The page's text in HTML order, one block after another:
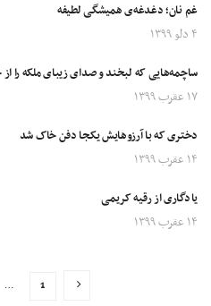
غم نان؛ دغدغه‌ی همیشگی لطیفه
۴ دلو ۱۳۹۹
ساچمه‌هایی که لبخند و صدای زیبای ملکه را
۱۷ عقرب ۱۳۹۹
دختری که با آرزوهایش یکجا دفن خاک شد
۱۴ عقرب ۱۳۹۹
یادگاری از رقیه کریمی
۱۴ عقرب ۱۳۹۹
1
…